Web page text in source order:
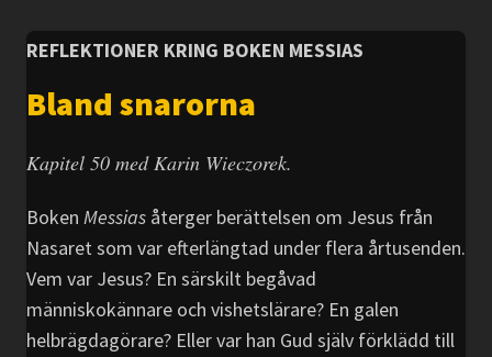
REFLEKTIONER KRING BOKEN MESSIAS
Bland snarorna
Kapitel 50 med Karin Wieczorek.
Boken Messias återger berättelsen om Jesus från
Nasaret som var efterlängtad under flera årtusenden.
Vem var Jesus? En särskilt begåvad
människokännare och vishetslärare? En galen
helbrägdagörare? Eller var han Gud själv förklädd till